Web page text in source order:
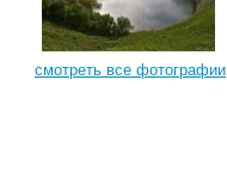
смотреть все фотографии